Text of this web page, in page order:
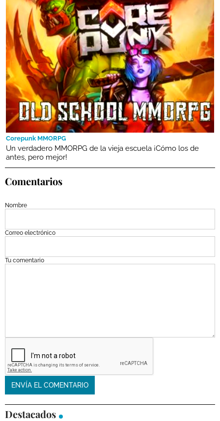
Corepunk MMORPG
Un verdadero MMORPG de la vieja escuela ¡Cómo los de
antes, pero mejor!
Comentarios
Nombre
Correo electrónico
Tu comentario
Destacados